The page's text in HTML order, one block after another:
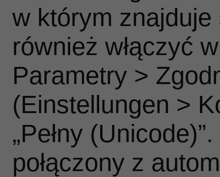
w którym
również włączyć
Parametry >
(Einstellungen >
„Pełny
połączony z